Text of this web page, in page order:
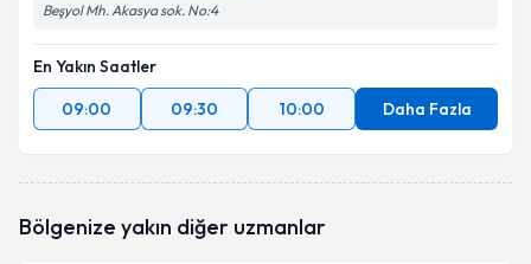
Beşyol Mh. Akasya sok. No:4
En Yakın Saatler
09:00
09:30 10:00 Daha Fazla
Bölgenize yakın diğer uzmanlar